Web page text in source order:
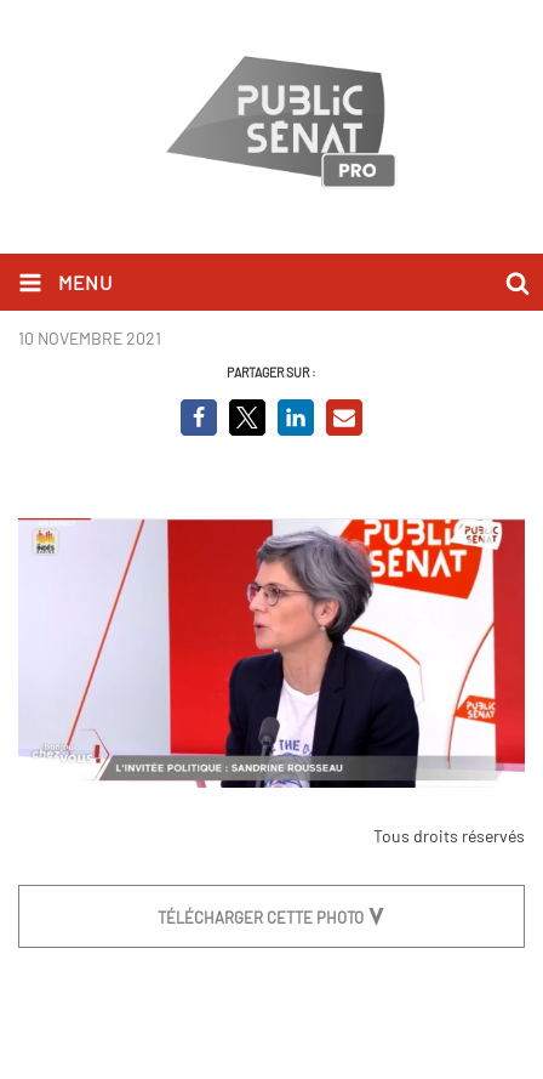
MENU
Capture SR.JPG
10 NOVEMBRE 2021
PARTAGER SUR :
Tous droits réservés
TÉLÉCHARGER CETTE PHOTO